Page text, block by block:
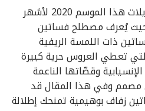
إليكِ مجموعة من أجمل موديلات هذا الموسم 2020 لأشهر
حيث يُعرف مصطلح فساتين
ذات اللمسة الريفية
تعطي العروس حرية كبيرة
وقصّاتها الناعمة
مصمم وفي هذا المقال قد
زفاف بوهيمية تمنحك إطلالة